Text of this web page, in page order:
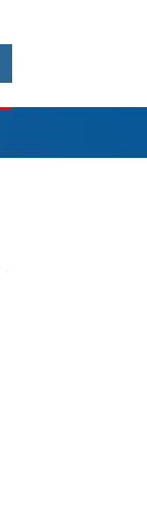
Madiun Sebut